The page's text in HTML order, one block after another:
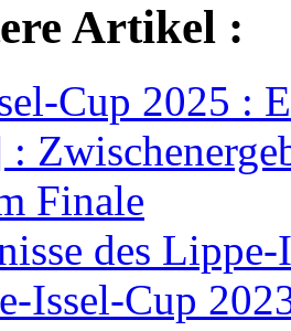
Artikel :
Cup 2025 :
Finale
des
Issel-Cup